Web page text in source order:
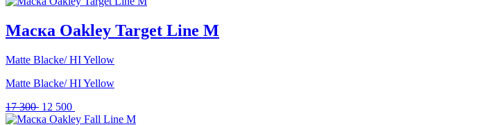
Маска Oakley Target Line M
Matte Blacke/ HI Yellow
Matte Blacke/ HI Yellow
17 300 Первоначальная
цена
12 500
цена: